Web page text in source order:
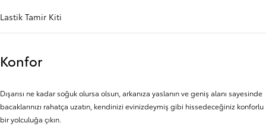
Lastik Tamir Kiti
Konfor
Dışarısı ne kadar soğuk olursa olsun, arkanıza yaslanın ve geniş alanı sayesinde
bacaklarınızı rahatça uzatın, kendinizi evinizdeymiş gibi hissedeceğiniz konforlu
bir yolculuğa çıkın.